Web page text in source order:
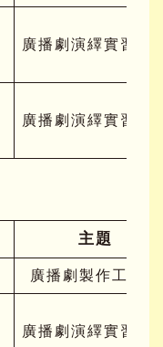
廣播劇演繹實習課
廣播劇演繹實習課
主題
廣播劇製作工作坊
廣播劇演繹實習課